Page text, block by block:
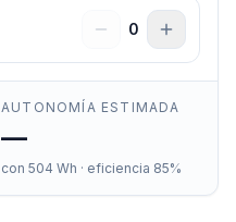
0
AUTONOMÍA ESTIMADA
—
con 504 Wh · eficiencia 85%